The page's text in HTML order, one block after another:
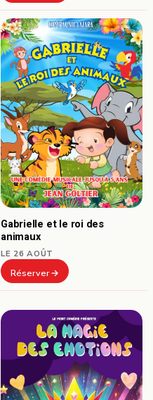
Gabrielle et le roi des
animaux
LE 26 AOÛT
Réserver